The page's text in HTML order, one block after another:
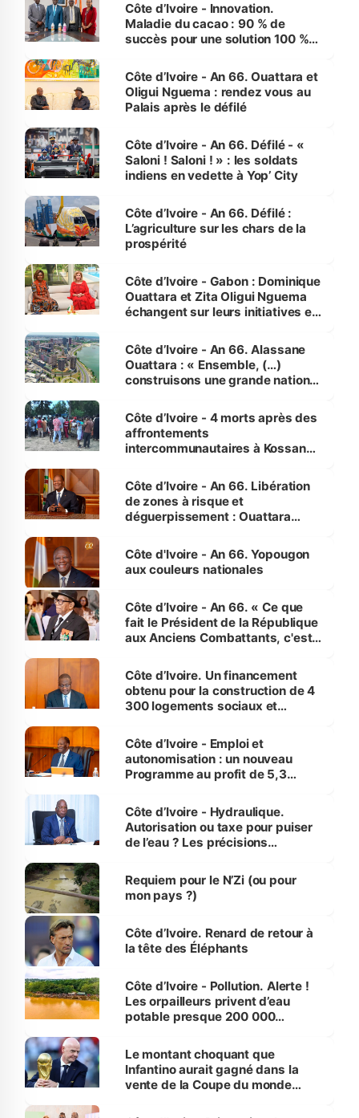
Côte d’Ivoire - Innovation.
Maladie du cacao : 90 % de
succès pour une solution 100 %
Côte d’Ivoire - An 66. Ouattara et
Oligui Nguema : rendez vous au
Palais après le défilé
Côte d’Ivoire - An 66. Défilé - «
Saloni ! Saloni ! » : les soldats
indiens en vedette à Yop’ City
Côte d’Ivoire - An 66. Défilé :
L’agriculture sur les chars de la
prospérité
Côte d’Ivoire - Gabon : Dominique
Ouattara et Zita Oligui Nguema
échangent sur leurs initiatives en
enfants
Côte d’Ivoire - An 66. Alassane
Ouattara : « Ensemble, (…)
construisons une grande nation
générations futures »
Côte d’Ivoire - 4 morts après des
affrontements
intercommunautaires à Kossandji
milieu des sinistrés
Côte d’Ivoire - An 66. Libération
de zones à risque et
déguerpissement : Ouattara
l'Etat de droit pour préserver les
vies humaines »
Côte d'Ivoire - An 66. Yopougon
aux couleurs nationales
Côte d’Ivoire - An 66. « Ce que
fait le Président de la République
aux Anciens Combattants, c'est
Côte d’Ivoire. Un financement
obtenu pour la construction de 4
300 logements sociaux et
et Yamoussoukro
Côte d’Ivoire - Emploi et
autonomisation : un nouveau
Programme au profit de 5,3
Côte d’Ivoire - Hydraulique.
Autorisation ou taxe pour puiser
de l’eau ? Les précisions
Requiem pour le N’Zi (ou pour
mon pays ?)
Côte d’Ivoire. Renard de retour à
la tête des Éléphants
Côte d’Ivoire - Pollution. Alerte !
Les orpailleurs privent d’eau
potable presque 200 000
Le montant choquant que
Infantino aurait gagné dans la
vente de la Coupe du monde